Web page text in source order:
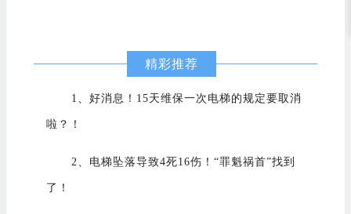
精彩推荐
1、好消息！15天维保一次电梯的规定要取消
啦？！
2、电梯坠落导致4死16伤！“罪魁祸首”找到
了！